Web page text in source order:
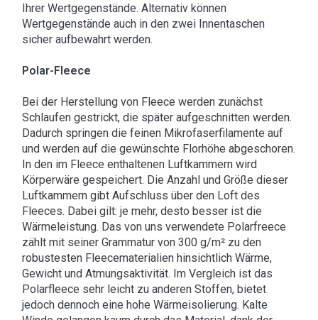
Ihrer Wertgegenstände. Alternativ können
Wertgegenstände auch in den zwei Innentaschen
sicher aufbewahrt werden.
Polar-Fleece
Bei der Herstellung von Fleece werden zunächst
Schlaufen gestrickt, die später aufgeschnitten werden.
Dadurch springen die feinen Mikrofaserfilamente auf
und werden auf die gewünschte Florhöhe abgeschoren.
In den im Fleece enthaltenen Luftkammern wird
Körperwäre gespeichert. Die Anzahl und Größe dieser
Luftkammern gibt Aufschluss über den Loft des
Fleeces. Dabei gilt: je mehr, desto besser ist die
Wärmeleistung. Das von uns verwendete Polarfreece
zählt mit seiner Grammatur von 300 g/m² zu den
robustesten Fleecematerialien hinsichtlich Wärme,
Gewicht und Atmungsaktivität. Im Vergleich ist das
Polarfleece sehr leicht zu anderen Stoffen, bietet
jedoch dennoch eine hohe Wärmeisolierung. Kalte